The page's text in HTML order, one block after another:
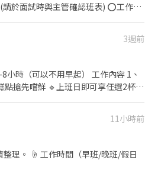
時與主管確認班表) ⭕工作內
儀、衛生知識及專業的烹飪技巧，還
努力及成果將有升遷加薪的機會 ▪
，讓更多人有機會品嚐美味平價壽
健檢 ⭕其它 【實習相
薪為主 【介紹制度】 歡迎介紹親朋
3週前
不用早起） 工作內容 1、
環境和分享快樂的人，如果你也嚮往
邀請熱情活潑的你加入星巴克
11小時前
班/假日